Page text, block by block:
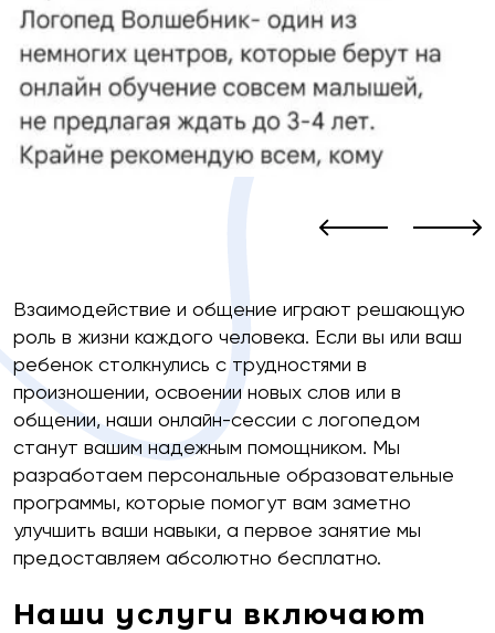
Взаимодействие и общение играют решающую
роль в жизни каждого человека. Если вы или ваш
ребенок столкнулись с трудностями в
произношении, освоении новых слов или в
общении, наши онлайн-сессии с логопедом
станут вашим надежным помощником. Мы
разработаем персональные образовательные
программы, которые помогут вам заметно
улучшить ваши навыки, а первое занятие мы
предоставляем абсолютно бесплатно.
Наши услуги включают